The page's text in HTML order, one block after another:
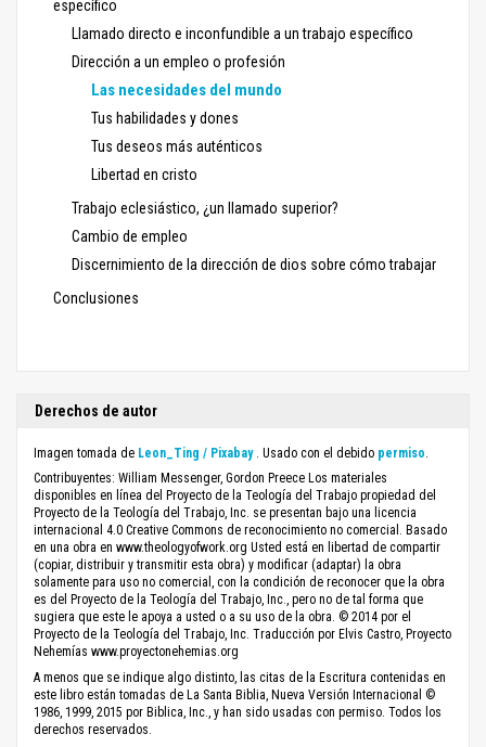
específico
Llamado directo e inconfundible a un trabajo específico
Dirección a un empleo o profesión
Las necesidades del mundo
Tus habilidades y dones
Tus deseos más auténticos
Libertad en cristo
Trabajo eclesiástico, ¿un llamado superior?
Cambio de empleo
Discernimiento de la dirección de dios sobre cómo trabajar
Conclusiones
Derechos de autor
Imagen tomada de Leon_Ting / Pixabay . Usado con el debido permiso.
Contribuyentes: William Messenger, Gordon Preece Los materiales
disponibles en línea del Proyecto de la Teología del Trabajo propiedad del
Proyecto de la Teología del Trabajo, Inc. se presentan bajo una licencia
internacional 4.0 Creative Commons de reconocimiento no comercial. Basado
en una obra en www.theologyofwork.org Usted está en libertad de compartir
(copiar, distribuir y transmitir esta obra) y modificar (adaptar) la obra
solamente para uso no comercial, con la condición de reconocer que la obra
es del Proyecto de la Teología del Trabajo, Inc., pero no de tal forma que
sugiera que este le apoya a usted o a su uso de la obra. © 2014 por el
Proyecto de la Teología del Trabajo, Inc. Traducción por Elvis Castro, Proyecto
Nehemías www.proyectonehemias.org
A menos que se indique algo distinto, las citas de la Escritura contenidas en
este libro están tomadas de La Santa Biblia, Nueva Versión Internacional ©
1986, 1999, 2015 por Biblica, Inc., y han sido usadas con permiso. Todos los
derechos reservados.